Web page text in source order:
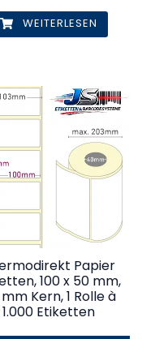
WEITERLESEN
Papier
100 x 50 mm,
Kern, 1 Rolle à
1.000 Etiketten